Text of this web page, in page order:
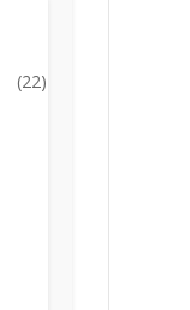
(22)